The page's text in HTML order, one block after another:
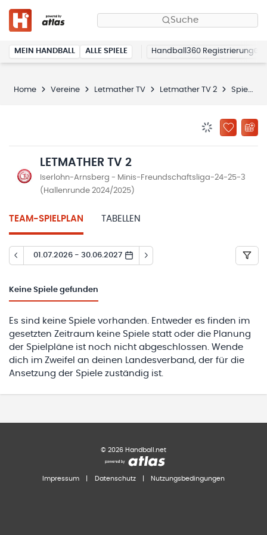
Suche
MEIN HANDBALL ALLE SPIELE Handball360 Registrierung
Home Vereine Letmather TV Letmather TV 2 Spielplan
ZU
LETMATHER TV 2
Iserlohn-Arnsberg - Minis-Freundschaftsliga-24-25-3
(Hallenrunde 2024/2025)
TEAM-SPIELPLAN TABELLEN
01.07.2026 - 30.06.2027
Keine Spiele gefunden
Es sind keine Spiele vorhanden. Entweder es finden im
gesetzten Zeitraum keine Spiele statt oder die Planung
der Spielpläne ist noch nicht abgeschlossen. Wende
dich im Zweifel an deinen Landesverband, der für die
Ansetzung der Spiele zuständig ist.
© 2026 Handball.net
Impressum Datenschutz Nutzungsbedingungen